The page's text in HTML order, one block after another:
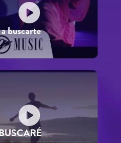
buscarte